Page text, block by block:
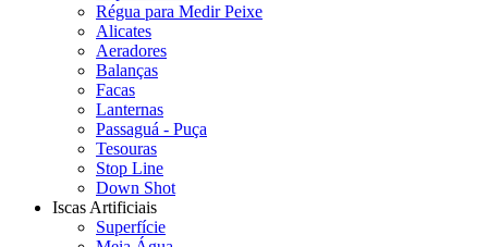
Régua para Medir Peixe
Alicates
Aeradores
Balanças
Facas
Lanternas
Passaguá - Puça
Tesouras
Stop Line
Down Shot
Iscas Artificiais
Superfície